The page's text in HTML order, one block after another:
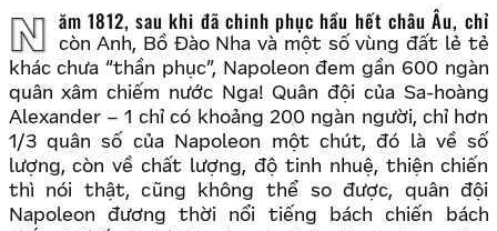
Năm 1812, sau khi đã chinh phục hầu hết châu Âu, chỉ
còn Anh, Bồ Đào Nha và một số vùng đất lẻ tẻ
khác chưa “thần phục”, Napoleon đem gần 600 ngàn
quân xâm chiếm nước Nga! Quân đội của Sa-hoàng
Alexander – 1 chỉ có khoảng 200 ngàn người, chỉ hơn
1/3 quân số của Napoleon một chút, đó là về số
lượng, còn về chất lượng, độ tinh nhuệ, thiện chiến
thì nói thật, cũng không thể so được, quân đội
Napoleon đương thời nổi tiếng bách chiến bách